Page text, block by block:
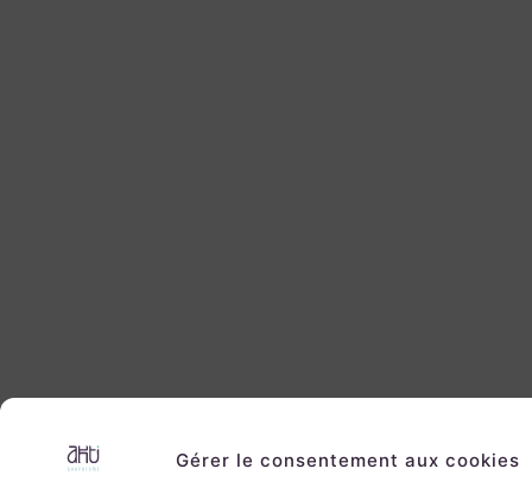
Gérer le consentement aux cookies